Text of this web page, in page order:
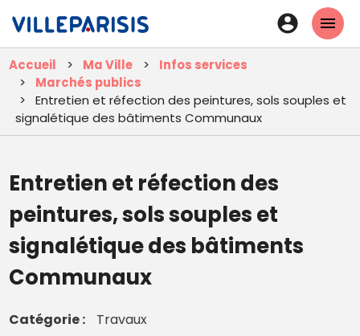
contenu
principal
En-
tête
Accueil Ma Ville
Infos services
Marchés publics
Entretien et réfection des peintures, sols souples et
signalétique des bâtiments Communaux
Entretien et réfection des
peintures, sols souples et
signalétique des bâtiments
Communaux
Catégorie Travaux